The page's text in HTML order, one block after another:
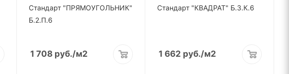
Стандарт "ПРЯМОУГОЛЬНИК"
Б.2.П.6
1 708руб./м2
Стандарт "КВАДРАТ" Б.3.К.6
1 662 руб./м2